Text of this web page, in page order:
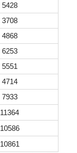
5428
3708
4868
6253
5551
4714
7933
11364
10586
10861